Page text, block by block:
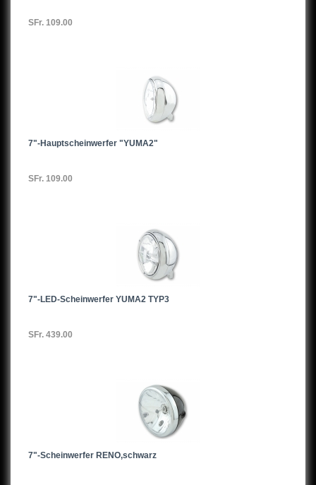
SFr. 109.00
7"-Hauptscheinwerfer "YUMA2"
SFr. 109.00
7"-LED-Scheinwerfer YUMA2 TYP3
SFr. 439.00
7"-Scheinwerfer RENO,schwarz